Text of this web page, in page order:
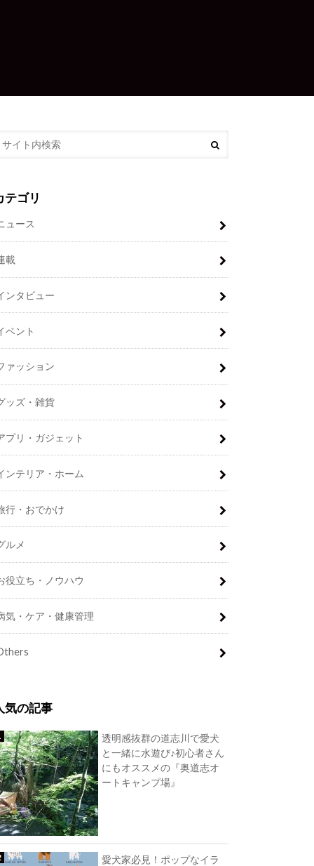
テゴリ
ュース
載
ンタビュー
ベント
ァッション
ッズ・雑貨
プリ・ガジェット
ンテリア・ホーム
行・おでかけ
ルメ
役立ち・ノウハウ
気・ケア・健康管理
気の記事
透明感抜群の道志川で愛犬
と一緒に水遊び♪初心者さん
にもオススメの『奥道志オ
ートキャンプ場』
愛犬家必見！ポップなイラ